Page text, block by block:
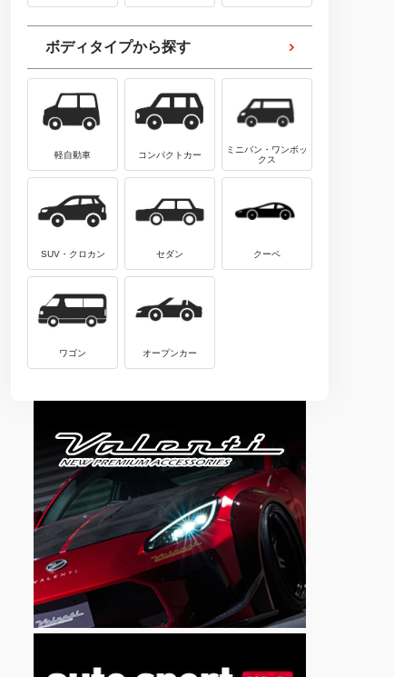
ボディタイプから探す
軽自動車 コンパクトカー
ミニバン・ワンボッ
クス
SUV・クロカン セダン クーペ
ワゴン オープンカー